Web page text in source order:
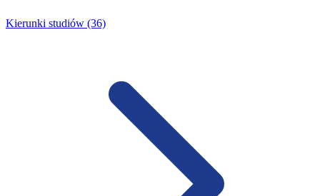
Kierunki studiów (36)